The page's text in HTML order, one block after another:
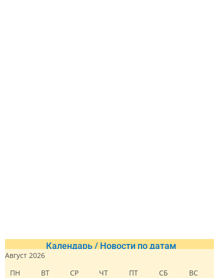
Календарь / Новости по датам
Август 2026
ПН
ВТ СР ЧТ ПТ СБ ВС